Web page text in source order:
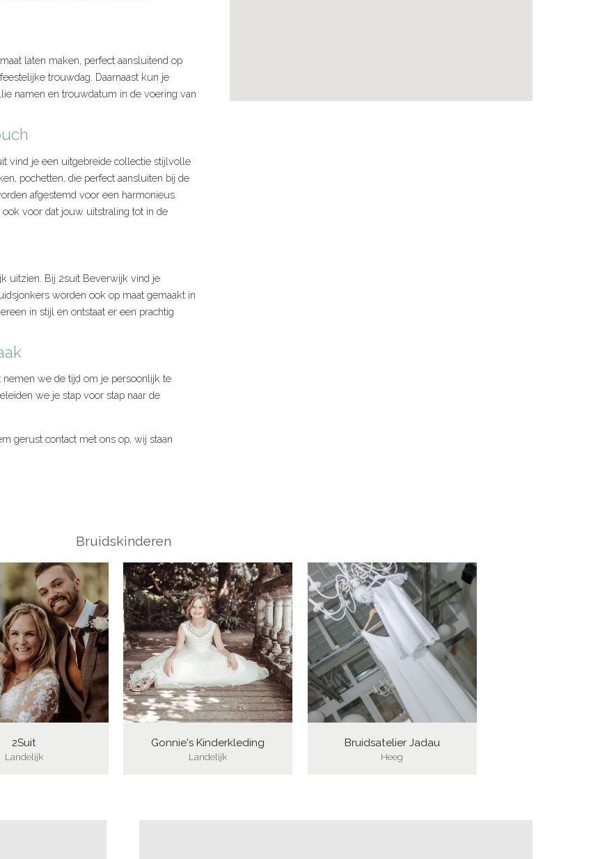
laten maken, perfect aansluitend op
trouwdag. Daarnaast kun je
namen en trouwdatum in de voering van
vind je een uitgebreide collectie stijlvolle
pochetten, die perfect aansluiten bij de
afgestemd voor een harmonieus
voor dat jouw uitstraling tot in de
uitzien. Bij 2suit Beverwijk vind je
worden ook op maat gemaakt in
in stijl en ontstaat er een prachtig
we de tijd om je persoonlijk te
we je stap voor stap naar de
gerust contact met ons op, wij staan
Bruidskinderen
2Suit
Landelijk
Gonnie's Kinderkleding
Landelijk
Bruidsatelier Jadau
Heeg